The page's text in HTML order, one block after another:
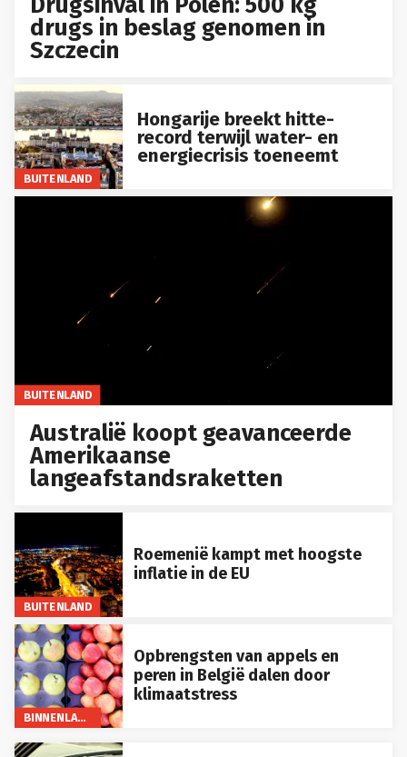
drugs in beslag genomen in
Szczecin
BUITENLAND
Hongarije breekt hitte-
record terwijl water- en
energiecrisis toeneemt
BUITENLAND
Australië koopt geavanceerde
Amerikaanse
langeafstandsraketten
BUITENLAND
Roemenië kampt met hoogste
inflatie in de EU
BINNENLAND
Opbrengsten van appels en
peren in België dalen door
klimaatstress